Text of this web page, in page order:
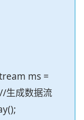
ms =
生成数据流